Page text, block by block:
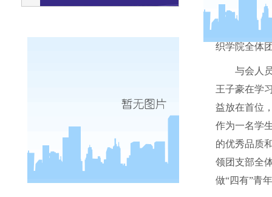
为进一
织学院全体
与会人
王子豪在学
益放在首位
作为一名学
的优秀品质
领团支部全
做“四有”青